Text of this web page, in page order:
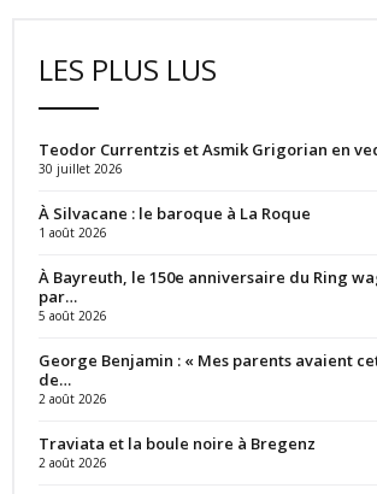
LES PLUS LUS
Teodor Currentzis et Asmik Grigorian en
30 juillet 2026
À Silvacane : le baroque à La Roque
1 août 2026
À Bayreuth, le 150e anniversaire du Ring
par…
5 août 2026
George Benjamin : « Mes parents avaient
de…
2 août 2026
Traviata et la boule noire à Bregenz
2 août 2026